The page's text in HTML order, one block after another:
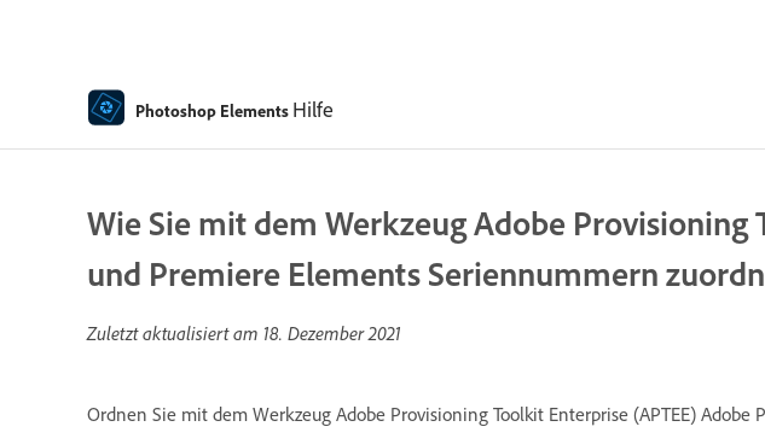
Photoshop Elements Hilfe
Wie Sie mit dem Werkzeug Adobe
und Premiere Elements Seriennummern
Zuletzt aktualisiert am 18. Dezember 2021
Ordnen Sie mit dem Werkzeug Adobe Provisioning Toolkit Enterprise (APTEE)